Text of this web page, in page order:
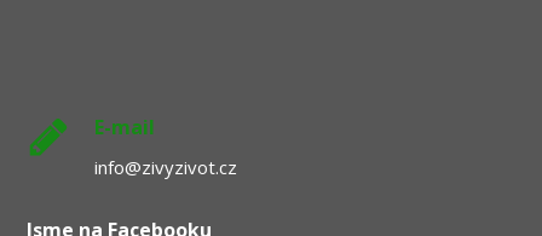
E-mail
info@zivyzivot.cz
Jsme na Facebooku